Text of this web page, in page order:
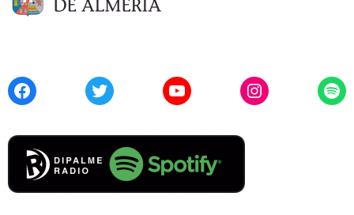
FacebookTwitter YouTubeInstagram